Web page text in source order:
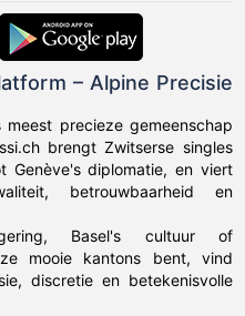
– Alpine Precisie
precieze gemeenschap
brengt Zwitserse singles
Genève's diplomatie, en viert
betrouwbaarheid en
Basel's cultuur of
mooie kantons bent, vind
discretie en betekenisvolle